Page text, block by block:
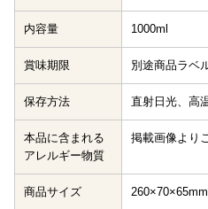
内容量 1000ml
賞味期限 別途商品ラベ
保存方法 直射日光、高
本品に含まれる
アレルギー物質
掲載画像より
商品サイズ 260×70×65mm